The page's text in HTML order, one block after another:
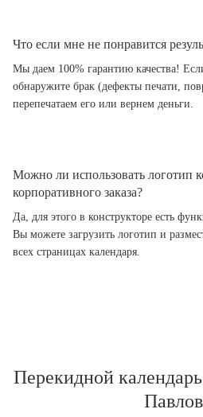
Что если мне не понравится
Мы даем 100% гарантию качества!
обнаружите брак (дефекты печати,
перепечатаем его или вернем деньги.
Можно ли использовать логотип
корпоративного заказа?
Да, для этого в конструкторе есть
Вы можете загрузить логотип и
всех страницах календаря.
Перекидной